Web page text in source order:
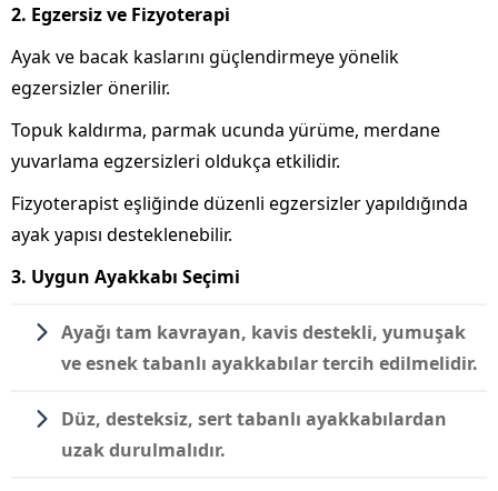
2. Egzersiz ve Fizyoterapi
Ayak ve bacak kaslarını güçlendirmeye yönelik
egzersizler önerilir.
Topuk kaldırma, parmak ucunda yürüme, merdane
yuvarlama egzersizleri oldukça etkilidir.
Fizyoterapist eşliğinde düzenli egzersizler yapıldığında
ayak yapısı desteklenebilir.
3. Uygun Ayakkabı Seçimi
Ayağı tam kavrayan, kavis destekli, yumuşak
ve esnek tabanlı ayakkabılar tercih edilmelidir.
Düz, desteksiz, sert tabanlı ayakkabılardan
uzak durulmalıdır.